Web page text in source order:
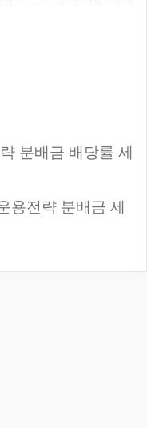
분배금 배당률 세
용전략 분배금 세